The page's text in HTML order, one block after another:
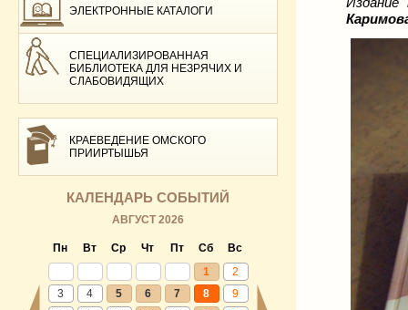
ЭЛЕКТРОННЫЕ КАТАЛОГИ
СПЕЦИАЛИЗИРОВАННАЯ
БИБЛИОТЕКА ДЛЯ НЕЗРЯЧИХ И
СЛАБОВИДЯЩИХ
КРАЕВЕДЕНИЕ ОМСКОГО
ПРИИРТЫШЬЯ
КАЛЕНДАРЬ СОБЫТИЙ
АВГУСТ 2026
Пн Вт Ср Чт Пт Сб
Вс
1
2
3
4 5 6 7 8
9